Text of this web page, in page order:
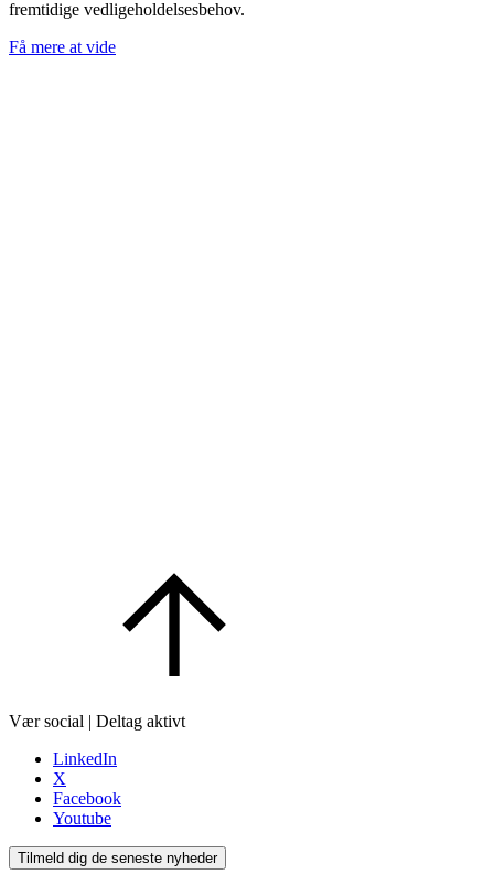
fremtidige vedligeholdelsesbehov.
Få mere at vide
Vær social | Deltag aktivt
LinkedIn
X
Facebook
Youtube
Tilmeld dig de seneste nyheder